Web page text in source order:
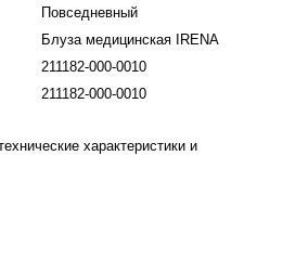
Повседневный
Блуза медицинская IRENA
211182-000-0010
211182-000-0010
характеристики и